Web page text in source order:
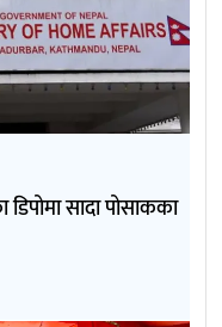
सादा पोसाकका